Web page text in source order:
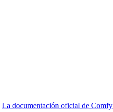
La documentación oficial de